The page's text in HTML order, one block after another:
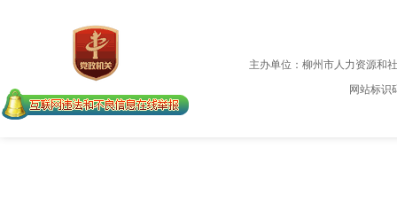
主办单位：柳州市人力资源和
网站标识